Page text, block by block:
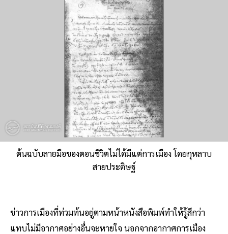
ต้นฉบับลายมือของตอนชีวิตไม่ได้มีแต่การเมือง โดยกุหลาบ
สายประดิษฐ์
ข่าวการเมืองที่ท่วมท้นอยู่ตามหน้าหนังสือพิมพ์ทำให้รู้สึกว่า
แทบไม่มีอากาศอย่างอื่นจะหายใจ นอกจากอากาศการเมือง